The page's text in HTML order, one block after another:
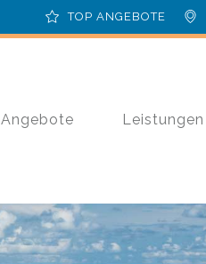
TOP ANGEBOTE
Angebote Leistungen